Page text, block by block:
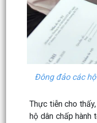
Đông đảo các
Thực tiễn cho
hộ dân chấp hành